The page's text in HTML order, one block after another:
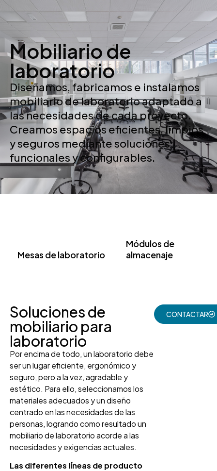
Mobiliario de
laboratorio
Diseñamos, fabricamos e instalamos
mobiliario de laboratorio adaptado a
las necesidades de cada proyecto.
Creamos espacios eficientes, limpios
y seguros mediante soluciones
funcionales y configurables.
Mesas de laboratorio
Módulos de
almacenaje
Soluciones de
mobiliario para
laboratorio
Por encima de todo, un laboratorio debe
ser un lugar eficiente, ergonómico y
seguro, pero a la vez, agradable y
estético. Para ello, seleccionamos los
materiales adecuados y un diseño
centrado en las necesidades de las
personas, logrando como resultado un
mobiliario de laboratorio acorde a las
necesidades y exigencias actuales.
Las diferentes líneas de producto
CONTACTAR